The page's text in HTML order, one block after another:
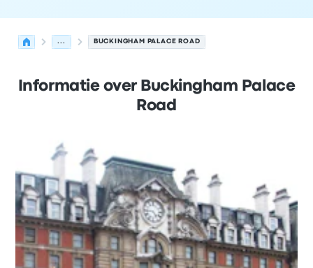
... BUCKINGHAM PALACE ROAD
Informatie over Buckingham Palace
Road